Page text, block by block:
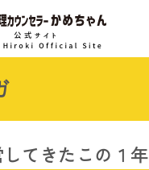
てきたこの１年